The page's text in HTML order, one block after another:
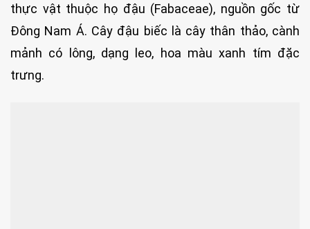
thực vật thuộc họ đậu (Fabaceae), nguồn gốc từ
Đông Nam Á. Cây đậu biếc là cây thân thảo, cành
mảnh có lông, dạng leo, hoa màu xanh tím đặc
trưng.